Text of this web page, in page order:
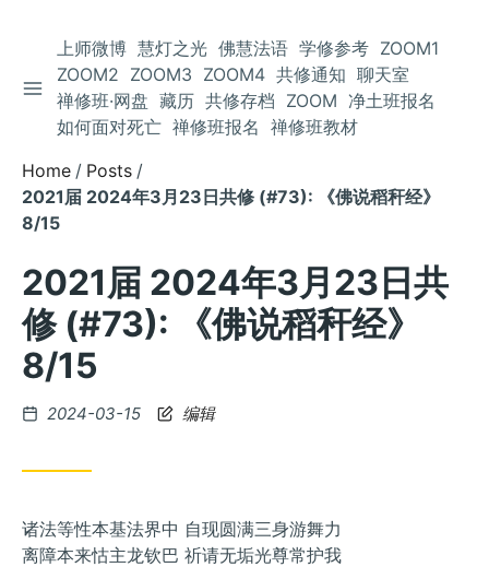
Skip
TOGGLE SIDEBAR
上师微博 慧灯之光 佛慧法语 学修参考 ZOOM1
ZOOM2 ZOOM3 ZOOM4 共修通知 聊天室
禅修班·网盘 藏历 共修存档 ZOOM 净土班报名
如何面对死亡 禅修班报名 禅修班教材
Home
Posts
2021届 2024年3月23日共修 (#73): 《佛说稻秆经》
8/15
2021届 2024年3月23日共
修 (#73): 《佛说稻秆经》
8/15
Posted
2024-03-15 编辑
诸法等性本基法界中 自现圆满三身游舞力
离障本来怙主龙钦巴 祈请无垢光尊常护我